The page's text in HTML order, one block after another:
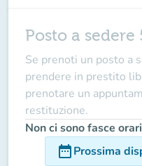
Posto a sedere
Se prenoti un posto a
prendere in prestito
prenotare un
restituzione.
Non ci sono fasce
date_rangeProssima